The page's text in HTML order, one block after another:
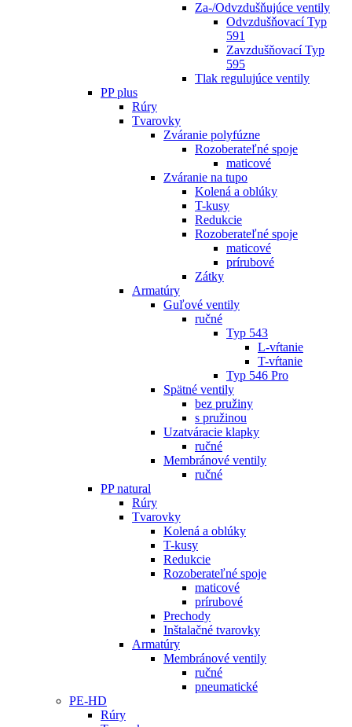
Za-/Odvzdušňujúce ventily
Odvzdušňovací Typ
591
Zavzdušňovací Typ
595
Tlak regulujúce ventily
PP plus
Rúry
Tvarovky
Zváranie polyfúzne
Rozoberateľné spoje
maticové
Zváranie na tupo
Kolená a oblúky
T-kusy
Redukcie
Rozoberateľné spoje
maticové
prírubové
Zátky
Armatúry
Guľové ventily
ručné
Typ 543
L-vŕtanie
T-vŕtanie
Typ 546 Pro
Spätné ventily
bez pružiny
s pružinou
Uzatváracie klapky
ručné
Membránové ventily
ručné
PP natural
Rúry
Tvarovky
Kolená a oblúky
T-kusy
Redukcie
Rozoberateľné spoje
maticové
prírubové
Prechody
Inštalačné tvarovky
Armatúry
Membránové ventily
ručné
pneumatické
PE-HD
Rúry